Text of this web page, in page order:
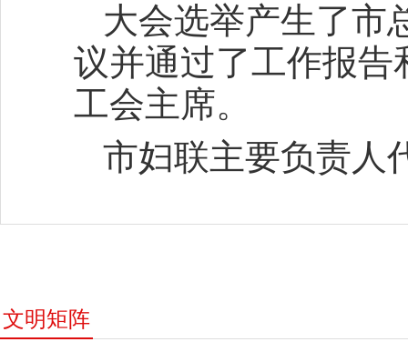
大会选举产生了市
议并通过了工作报
工会主席。
市妇联主要负责人
文明矩阵